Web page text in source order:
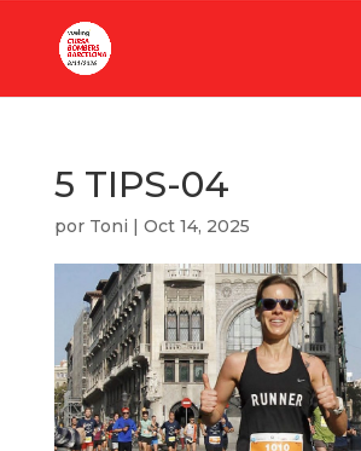
5 TIPS-04
por Toni | Oct 14, 2025